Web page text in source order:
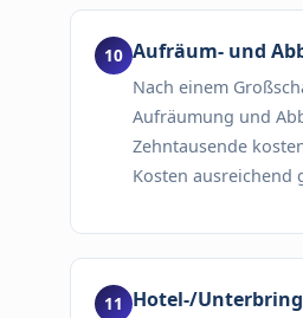
Aufräum- und
Nach einem
Aufräumung und
Zehntausende
Kosten ausreichend
Hotel-/